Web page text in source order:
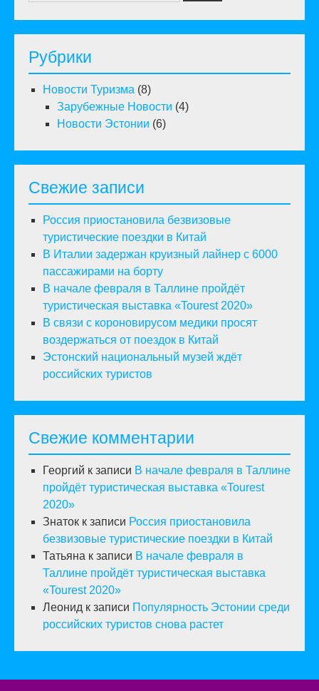
Рубрики
Новости Туризма (8)
Зарубежные Новости (4)
Новости Эстонии (6)
Свежие записи
Россия приостановила безвизовые
туристические поездки в Китай
В Италии задержан круизный лайнер с 6000
пассажирами на борту
В начале февраля в Таллине пройдёт
туристическая выставка «Tourest 2020»
В связи с короновирусом медики просят
воздержаться от поездок в Китай
Эстонский национальный музей ждёт
российских туристов
Свежие комментарии
Георгий к записи В начале февраля в Таллине
пройдёт туристическая выставка «Tourest
2020»
Знаток к записи Россия приостановила
безвизовые туристические поездки в Китай
Татьяна к записи В начале февраля в
Таллине пройдёт туристическая выставка
«Tourest 2020»
Леонид к записи Популярность Эстонии среди
российских туристов снова растет